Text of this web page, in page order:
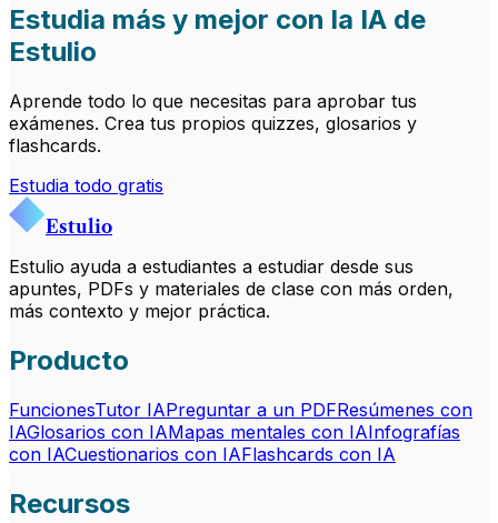
Estudia más y mejor con la IA de
Estulio
Aprende todo lo que necesitas para aprobar tus
exámenes. Crea tus propios quizzes, glosarios y
flashcards.
Estudia todo gratis
Estulio
Estulio ayuda a estudiantes a estudiar desde sus
apuntes, PDFs y materiales de clase con más orden,
más contexto y mejor práctica.
Producto
FuncionesTutor IAPreguntar a un PDFResúmenes con
IAGlosarios con IAMapas mentales con IAInfografías
con IACuestionarios con IAFlashcards con IA
Recursos